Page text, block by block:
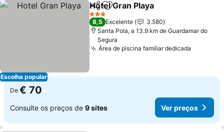
Escolha popular
PartilharAdicionar aos favoritos
Hotel Gran Playa
3 Estrelas
8,5 Excelente
3.580
Santa Pola, a 13.9 km de Guardamar do
Segura
Área de piscina familiar dedicada
De € 70
Consulte os preços de 9 sites Ver preços